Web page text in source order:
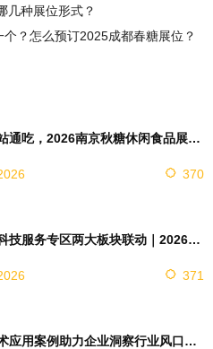
几种展位形式？
？怎么预订2025成都春糖展位？
万亿赛道一站通吃，2026南京秋糖休闲食品展区4万㎡超大展馆等你来占位
370
健康食品及科技服务专区两大板块联动｜2026南京秋糖实现双向赋能助力企业对接技术资源
371
分享前沿技术应用案例助力企业洞察行业风口，2026南京秋糖9号馆赋能创新